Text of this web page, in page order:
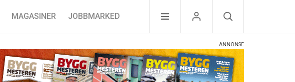
MAGASINER JOBBMARKED